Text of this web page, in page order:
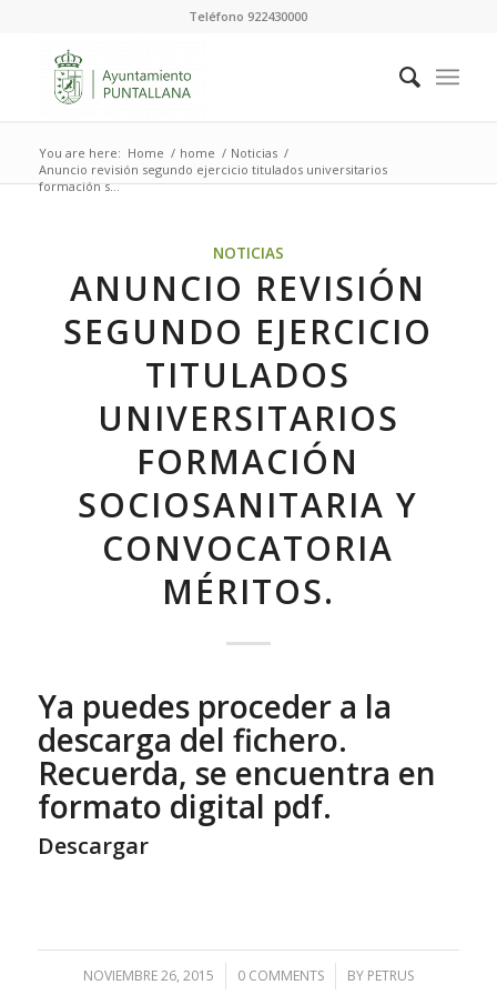
Teléfono 922430000
You are here: Home / home / Noticias /
Anuncio revisión segundo ejercicio titulados universitarios
formación s...
NOTICIAS
ANUNCIO REVISIÓN
SEGUNDO EJERCICIO
TITULADOS
UNIVERSITARIOS
FORMACIÓN
SOCIOSANITARIA Y
CONVOCATORIA
MÉRITOS.
Ya puedes proceder a la
descarga del fichero.
Recuerda, se encuentra en
formato digital pdf.
Descargar
NOVIEMBRE 26, 2015
/ 0 COMMENTS
/ BY PETRUS